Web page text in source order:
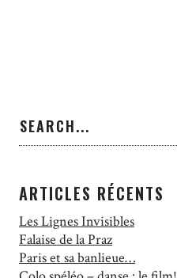
ARTICLES RÉCENTS
Les Lignes Invisibles
Falaise de la Praz
Paris et sa banlieue…